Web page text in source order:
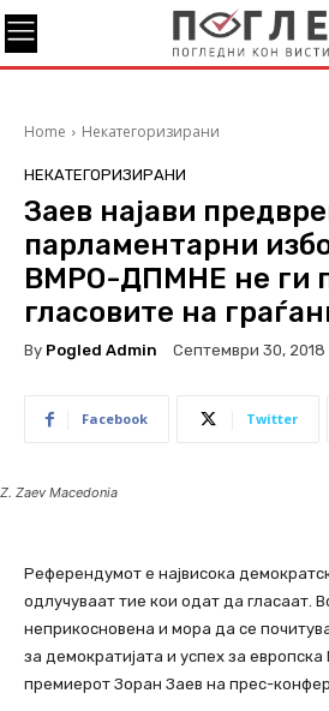
Home Некатегоризирани
НЕКАТЕГОРИЗИРАНИ
Заев најави
парламентарни
ВМРО-ДПМНЕ не ги
гласовите на
By Pogled Admin Септември 30, 2018
Facebook Twitter
Z. Zaev Macedonia
Референдумот е највисока
одлучуваат тие кои одат да гласаат.
неприкосновена и мора да се
за демократијата и успех за
премиерот Зоран Заев на прес-